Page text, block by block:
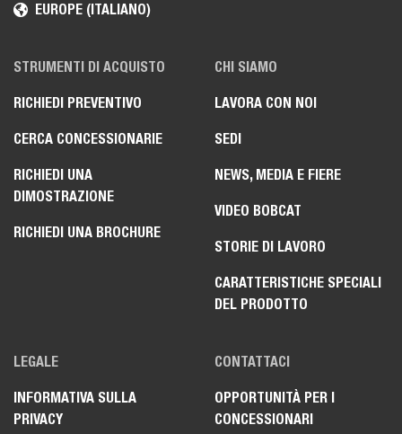
EUROPE (ITALIANO)
STRUMENTI DI ACQUISTO
RICHIEDI PREVENTIVO
CERCA CONCESSIONARIE
RICHIEDI UNA
DIMOSTRAZIONE
RICHIEDI UNA BROCHURE
CHI SIAMO
LAVORA CON NOI
SEDI
NEWS, MEDIA E FIERE
VIDEO BOBCAT
STORIE DI LAVORO
CARATTERISTICHE SPECIALI
DEL PRODOTTO
LEGALE
INFORMATIVA SULLA
PRIVACY
CONTATTACI
OPPORTUNITÀ PER I
CONCESSIONARI